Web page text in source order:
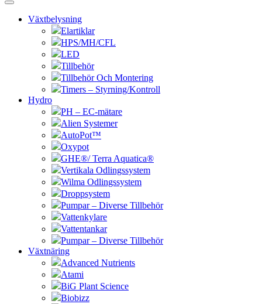
Växtbelysning
Elartiklar
HPS/MH/CFL
LED
Tillbehör
Tillbehör Och Montering
Timers – Styrning/Kontroll
Hydro
PH – EC-mätare
Alien Systemer
AutoPot™
Oxypot
GHE®/ Terra Aquatica®
Vertikala Odlingssystem
Wilma Odlingssystem
Droppsystem
Pumpar – Diverse Tillbehör
Vattenkylare
Vattentankar
Pumpar – Diverse Tillbehör
Växtnäring
Advanced Nutrients
Atami
BiG Plant Science
Biobizz